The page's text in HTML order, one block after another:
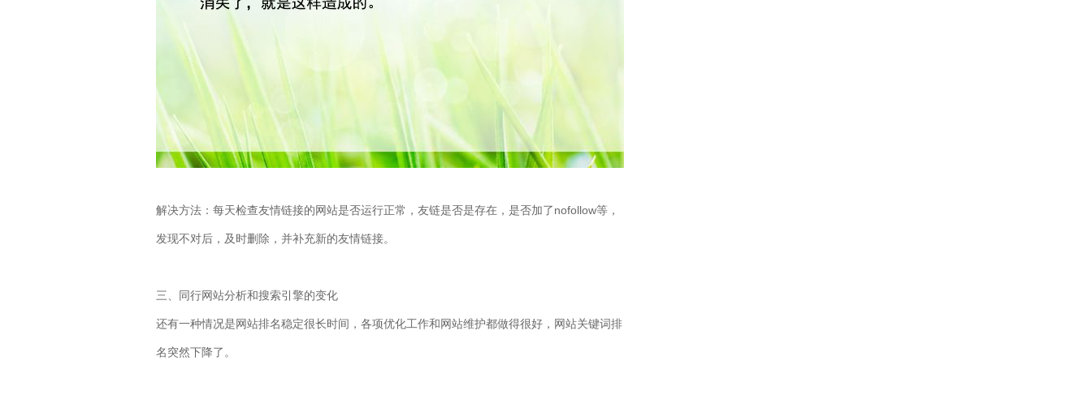
解决方法：每天检查友情链接的网站是否运行正常，友链是否是存在，是否加了nofollow等，
发现不对后，及时删除，并补充新的友情链接。
三、同行网站分析和搜索引擎的变化
还有一种情况是网站排名稳定很长时间，各项优化工作和网站维护都做得很好，网站关键词排
名突然下降了。